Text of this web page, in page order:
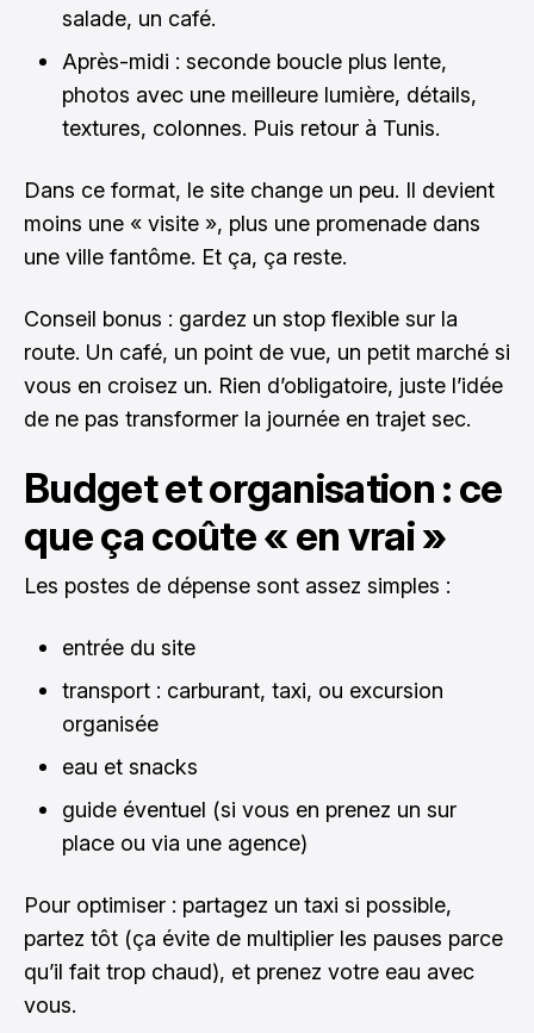
salade, un café.
Après-midi : seconde boucle plus lente,
photos avec une meilleure lumière, détails,
textures, colonnes. Puis retour à Tunis.
Dans ce format, le site change un peu. Il devient
moins une « visite », plus une promenade dans
une ville fantôme. Et ça, ça reste.
Conseil bonus : gardez un stop flexible sur la
route. Un café, un point de vue, un petit marché si
vous en croisez un. Rien d’obligatoire, juste l’idée
de ne pas transformer la journée en trajet sec.
Budget et organisation : ce
que ça coûte « en vrai »
Les postes de dépense sont assez simples :
entrée du site
transport : carburant, taxi, ou excursion
organisée
eau et snacks
guide éventuel (si vous en prenez un sur
place ou via une agence)
Pour optimiser : partagez un taxi si possible,
partez tôt (ça évite de multiplier les pauses parce
qu’il fait trop chaud), et prenez votre eau avec
vous.